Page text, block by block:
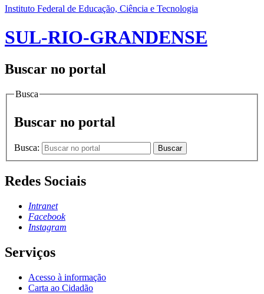
Instituto Federal de Educação, Ciência e Tecnologia
SUL-RIO-GRANDENSE
Buscar no portal
Busca
Buscar no portal
Busca: Buscar
Redes Sociais
Intranet
Facebook
Instagram
Serviços
Acesso à informação
Carta ao Cidadão